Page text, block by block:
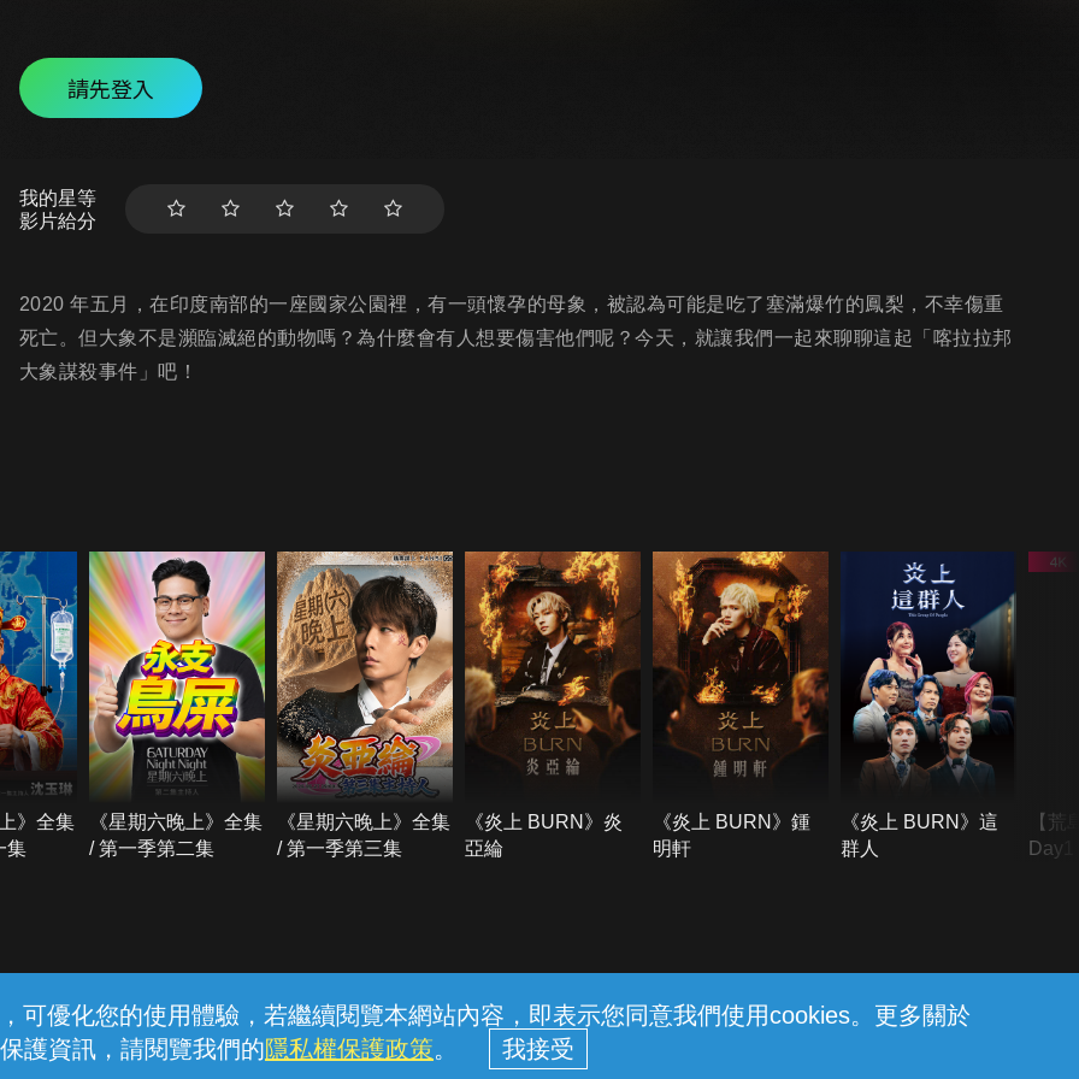
可優化您的使用體驗，若繼續閱覽本網站內容，即表示您同意我們使用cookies。更多關於
護資訊，請閱覽我們的隱私權保護政策。
請先登入
我的星等
影片給分
2020 年五月，在印度南部的一座國家公園裡，有一頭懷孕的母象，被認為可能是吃了塞滿爆竹的鳳梨，不幸傷重
死亡。但大象不是瀕臨滅絕的動物嗎？為什麼會有人想要傷害他們呢？今天，就讓我們一起來聊聊這起「喀拉拉邦
大象謀殺事件」吧！
》全集
集
《星期六晚上》全集
/ 第一季第二集
《星期六晚上》全集
/ 第一季第三集
《炎上 BURN》炎
亞綸
《炎上 BURN》鍾
明軒
《炎上 BURN》這
群人
【荒
線上客服 服務條款 隱私權保護
中華電信股份有限公司個人家庭分公司 (統一編號：96979949) © 2026